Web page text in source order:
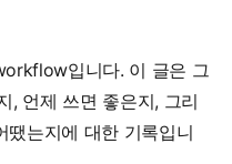
입니다. 이 글은 그
, 언제 쓰면 좋은지, 그리
땠는지에 대한 기록입니